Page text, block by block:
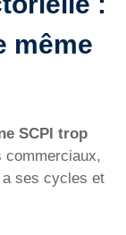
même
SCPI trop
commerciaux,
ses cycles et